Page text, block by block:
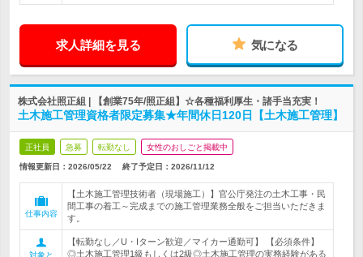
求人詳細を見る 気になる
株式会社照正組 | 【創業75年/照正組】☆各種福利厚生・諸手当充実！
土木施工管理資格者限定募集★年間休日120日【土木施工管理】
正社員 急募 転勤なし 女性のおしごと掲載中
情報更新日：2026/05/22 終了予定日： 2026/11/12
仕事内容
【土木施工管理技術者（現場施工）】官公庁発注の土木工事・民
間工事の着工～完成までの施工管理業務全般をご担当いただきま
す。
対象と
【転勤なし／U・Iターン歓迎／マイカー通勤可】 【必須条件】
◎土木施工管理1級もしくは2級◎土木施工管理の実務経験がある